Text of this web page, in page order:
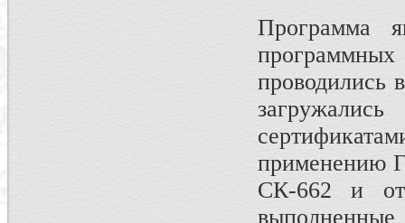
Программа
проводились
применению
СК-662 и